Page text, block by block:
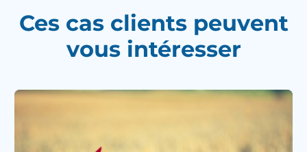
Ces cas clients peuvent
vous intéresser